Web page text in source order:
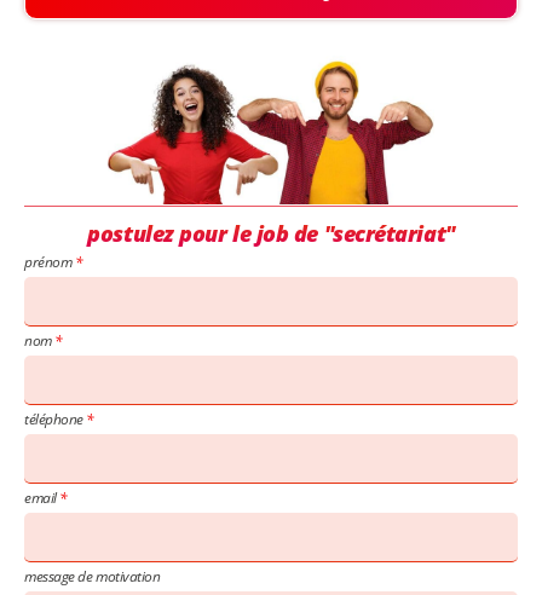
postulez pour le job de "secrétariat"
prénom
nom
téléphone
email
message de motivation